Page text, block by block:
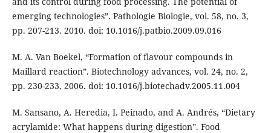
emerging technologies”. Pathologie Biologie, vol. 58, no. 3,
pp. 207-213. 2010. doi: 10.1016/j.patbio.2009.09.016
M. A. Van Boekel, “Formation of flavour compounds in
Maillard reaction”. Biotechnology advances, vol. 24, no. 2,
pp. 230-233, 2006. doi: 10.1016/j.biotechadv.2005.11.004
M. Sansano, A. Heredia, I. Peinado, and A. Andrés, “Dietary
acrylamide: What happens during digestion”. Food